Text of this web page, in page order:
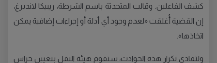
كشف الفاعلين. وقالت المتحدثة باسم الشرطة، ريبيكا لاندبرغ،
إن القضية أُغلقت «لعدم وجود أي أدلة أو إجراءات إضافية يمكن
اتخاذها».
ولتفادي تكرار هذه الحوادث، ستقوم هيئة النقل بتعيين حراس